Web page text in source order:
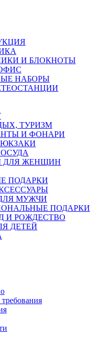
И БЛОКНОТЫ
НАБОРЫ
ТУРИЗМ
И ФОНАРИ
ДЛЯ ЖЕНЩИН
ПОДАРКИ
МУЖЧИ
ПОДАРКИ
И РОЖДЕСТВО
ДЕТЕЙ